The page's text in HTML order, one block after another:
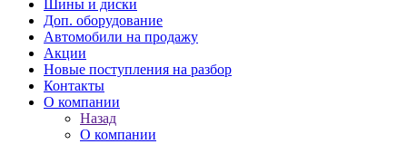
Шины и диски
Доп. оборудование
Автомобили на продажу
Акции
Новые поступления на разбор
Контакты
О компании
Назад
О компании